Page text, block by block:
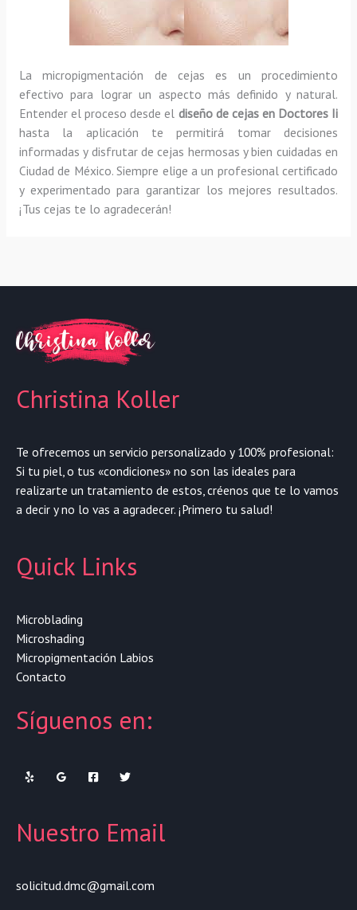
La micropigmentación de cejas es un procedimiento
efectivo para lograr un aspecto más definido y natural.
Entender el proceso desde el diseño de cejas en Doctores Ii
hasta la aplicación te permitirá tomar decisiones
informadas y disfrutar de cejas hermosas y bien cuidadas en
Ciudad de México. Siempre elige a un profesional certificado
y experimentado para garantizar los mejores resultados.
¡Tus cejas te lo agradecerán!
Christina Koller
Te ofrecemos un servicio personalizado y 100% profesional:
Si tu piel, o tus «condiciones» no son las ideales para
realizarte un tratamiento de estos, créenos que te lo vamos
a decir y no lo vas a agradecer. ¡Primero tu salud!
Quick Links
Microblading
Microshading
Micropigmentación Labios
Contacto
Síguenos en:
Nuestro Email
solicitud.dmc@gmail.com